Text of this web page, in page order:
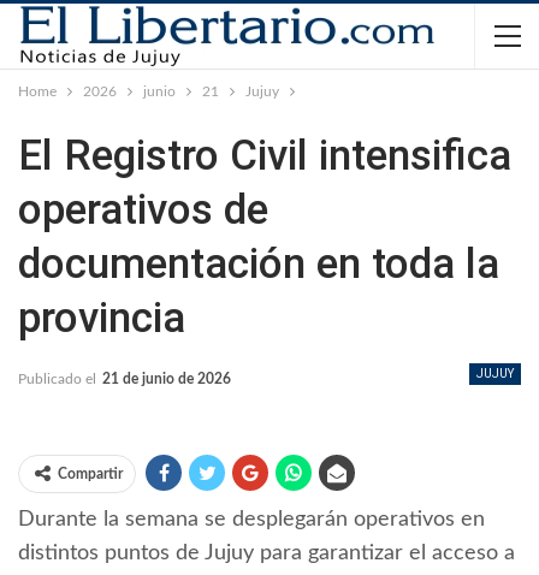
Home 2026 junio 21 Jujuy
El Registro Civil intensifica
operativos de
documentación en toda la
provincia
JUJUY
Publicado el 21 de junio de 2026
Compartir
Durante la semana se desplegarán operativos en
distintos puntos de Jujuy para garantizar el acceso a